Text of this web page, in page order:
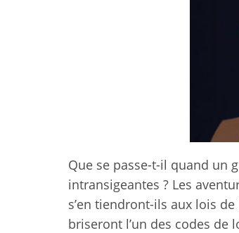
Que se passe-t-il quand un
intransigeantes ? Les
s’en tiendront-ils aux lois
briseront l’un des codes de